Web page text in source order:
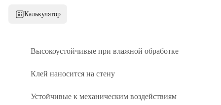
Калькулятор
Высокоустойчивые при влажной обработке
Клей наносится на стену
Устойчивые к механическим воздействиям